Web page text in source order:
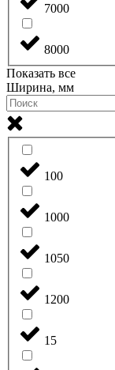
7000
8000
Показать все
Ширина, мм
100
1000
1050
1200
15